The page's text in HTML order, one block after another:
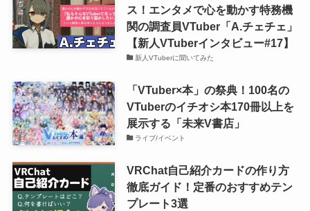
ス！エンタメで心を動かす特務機
関の調査員VTuber「A.チェチェ」
【新人VTuberインタビュー#17】
新人VTuberに聞いてみた
「VTuber×本」の祭典！100名の
VTuberのイチオシ本170冊以上を
展示する「未来V書店」
ライブ/イベント
VRChat自己紹介カードの作り方
徹底ガイド！定番のおすすめテン
プレート3選